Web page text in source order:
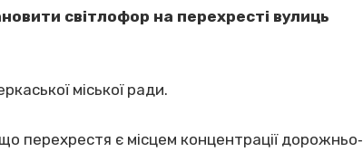
світлофор на перехресті вулиць
міської ради.
перехрестя є місцем концентрації дорожньо‐